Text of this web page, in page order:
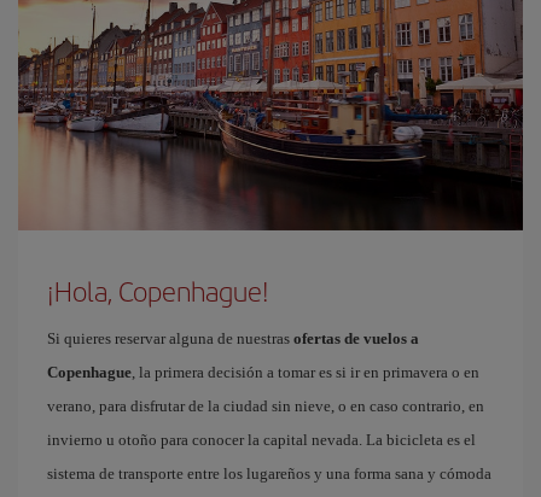
¡Hola, Copenhague!
Si quieres reservar alguna de nuestras ofertas de vuelos a
Copenhague, la primera decisión a tomar es si ir en primavera o en
verano, para disfrutar de la ciudad sin nieve, o en caso contrario, en
invierno u otoño para conocer la capital nevada. La bicicleta es el
sistema de transporte entre los lugareños y una forma sana y cómoda